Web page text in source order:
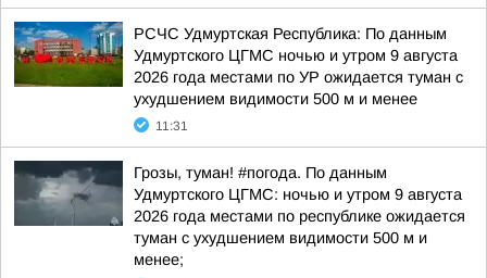
РСЧС Удмуртская Республика: По данным
Удмуртского ЦГМС ночью и утром 9 августа
2026 года местами по УР ожидается туман с
ухудшением видимости 500 м и менее
11:31
Грозы, туман! #погода. По данным
Удмуртского ЦГМС: ночью и утром 9 августа
2026 года местами по республике ожидается
туман с ухудшением видимости 500 м и
менее;